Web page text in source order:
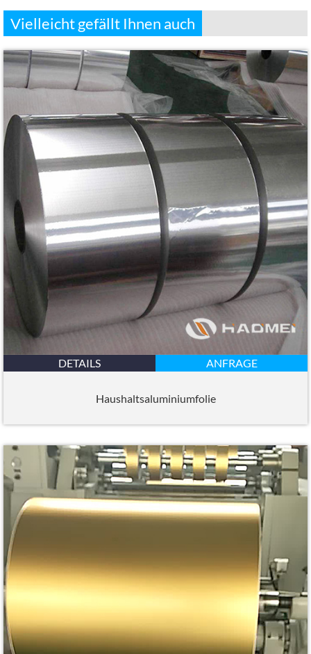
Vielleicht gefällt Ihnen auch
DETAILS ANFRAGE
Haushaltsaluminiumfolie